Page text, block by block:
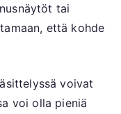
tai
että kohde
voivat
voi olla pieniä